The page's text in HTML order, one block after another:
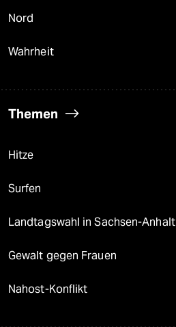
Nord
Wahrheit
Themen
Hitze
Surfen
Landtagswahl in Sachsen-Anhalt
Gewalt gegen Frauen
Nahost-Konflikt